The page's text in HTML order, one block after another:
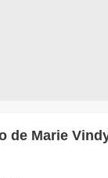
de Marie